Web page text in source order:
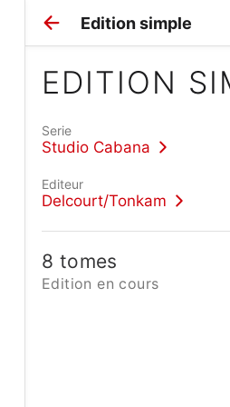
Edition simple
EDITION
Serie
Studio Cabana
Editeur
Delcourt/Tonkam
8 tomes
Edition en cours